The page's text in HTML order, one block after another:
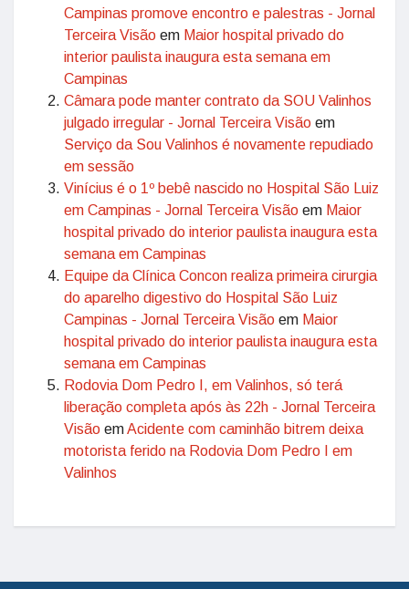
Campinas promove encontro e palestras - Jornal
Terceira Visão em Maior hospital privado do
interior paulista inaugura esta semana em
Campinas
Câmara pode manter contrato da SOU Valinhos
julgado irregular - Jornal Terceira Visão em
Serviço da Sou Valinhos é novamente repudiado
em sessão
Vinícius é o 1º bebê nascido no Hospital São Luiz
em Campinas - Jornal Terceira Visão em Maior
hospital privado do interior paulista inaugura esta
semana em Campinas
Equipe da Clínica Concon realiza primeira cirurgia
do aparelho digestivo do Hospital São Luiz
Campinas - Jornal Terceira Visão em Maior
hospital privado do interior paulista inaugura esta
semana em Campinas
Rodovia Dom Pedro I, em Valinhos, só terá
liberação completa após às 22h - Jornal Terceira
Visão emAcidente com caminhão bitrem deixa
motorista ferido na Rodovia Dom Pedro I em
Valinhos